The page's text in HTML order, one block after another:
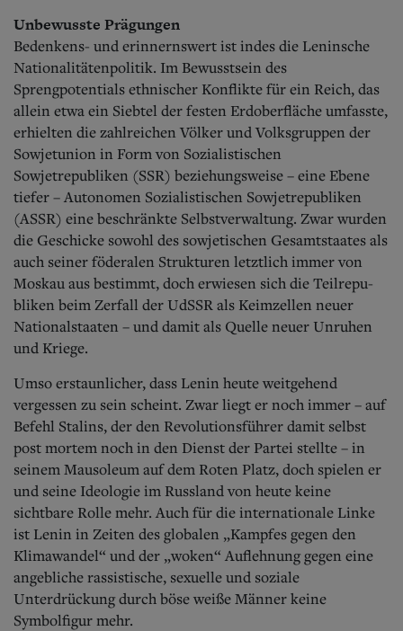
Unbewusste Prägungen
Bedenkens- und erinnernswert ist indes die Leninsche
Nationalitätenpolitik. Im Bewusstsein des
Sprengpotentials ethnischer Konflikte für ein Reich, das
allein etwa ein Siebtel der festen Erdoberfläche umfasste,
erhielten die zahlreichen Völker und Volksgruppen der
Sowjetunion in Form von Sozialistischen
Sowjetrepubliken (SSR) beziehungsweise – eine Ebene
tiefer – Autonomen Sozialistischen Sowjetrepubliken
(ASSR) eine beschränkte Selbstverwaltung. Zwar wurden
die Geschicke sowohl des sowjetischen Gesamtstaates als
auch seiner föderalen Strukturen letztlich immer von
Moskau aus bestimmt, doch erwiesen sich die Teilrepu­
bliken beim Zerfall der UdSSR als Keimzellen neuer
Nationalstaaten – und damit als Quelle neuer Unruhen
und Kriege.
Umso erstaunlicher, dass Lenin heute weitgehend
vergessen zu sein scheint. Zwar liegt er noch immer – auf
Befehl Stalins, der den Revolutionsführer damit selbst
post mortem noch in den Dienst der Partei stellte – in
seinem Mausoleum auf dem Roten Platz, doch spielen er
und seine Ideologie im Russland von heute keine
sichtbare Rolle mehr. Auch für die internationale Linke
ist Lenin in Zeiten des globalen „Kampfes gegen den
Klimawandel“ und der „woken“ Auflehnung gegen eine
angebliche rassistische, sexuelle und soziale
Unterdrückung durch böse weiße Männer keine
Symbolfigur mehr.